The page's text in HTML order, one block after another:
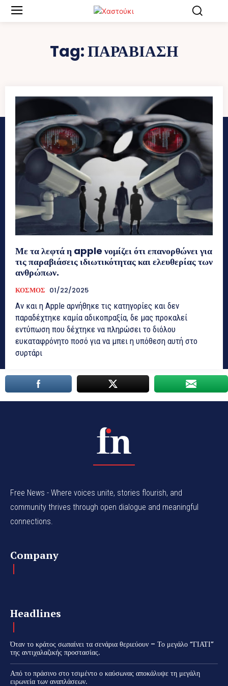
Tag:ΠΑΡΑΒΙΑΣΗ
Με τα λεφτά η apple νομίζει ότι επανορθώνει για
τις παραβιάσεις ιδιωτικότητας και ελευθερίας των
ανθρώπων.
ΚΟΣΜΟΣ 01/22/2025
Αν και η Apple αρνήθηκε τις κατηγορίες και δεν
παραδέχτηκε καμία αδικοπραξία, δε μας προκαλεί
εντύπωση που δέχτηκε να πληρώσει το διόλου
ευκαταφρόνητο ποσό για να μπει η υπόθεση αυτή στο
συρτάρι
Free News - Where voices unite, stories flourish, and
community thrives through open dialogue and meaningful
connections.
Company
Headlines
Όταν το κράτος σωπαίνει τα σενάρια θεριεύουν – Το μεγάλο “ΓΙΑΤΙ”
της αντιχαλαζικής προστασίας.
Από το πράσινο στο τσιμέντο ο καύσωνας αποκάλυψε τη μεγάλη
ειρωνεία των αναπλάσεων.